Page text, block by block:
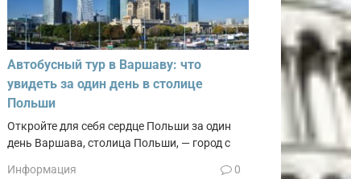
Автобусный тур в Варшаву: что
увидеть за один день в столице
Польши
Откройте для себя сердце Польши за один
день Варшава, столица Польши, — город с
Информация 0